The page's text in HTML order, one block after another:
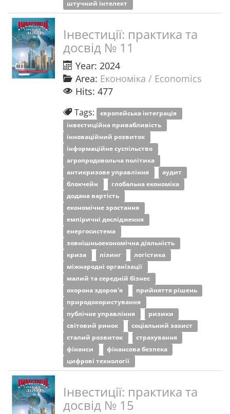
штучний інтелект
Інвестиції: практика та
досвід № 11
Year: 2024
Area: Економіка / Economics
Hits: 477
Tags: європейська інтеграція
інвестиційна привабливість
інноваційний розвиток
інформаційне суспільство
агропродовольча політика
антикризове управління
аудит
блокчейн
глобальна економіка
додана вартість
економічне зростання
емпіричні дослідження
енергосистема
зовнішньоекономічна діяльність
криза
лізинг
логістика
міжнародні організації
малий та середній бізнес
охорона здоров'я
прийняття рішень
природокористування
публічне управління
ризики
світовий ринок
соціальний захист
сталий розвиток
страхування
фінанси
фінансова безпека
цифрові технології
Інвестиції: практика та
досвід № 15